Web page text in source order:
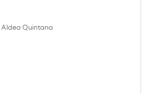
Aldea Quintana